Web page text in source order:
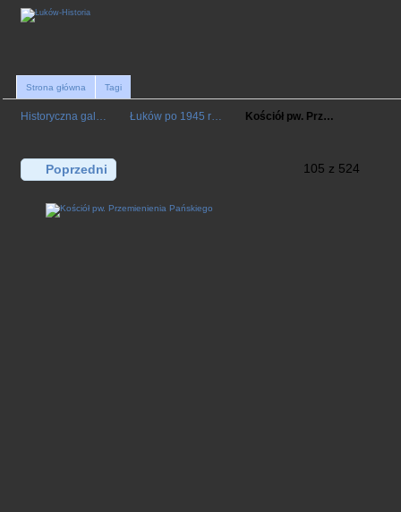
Strona główna Tagi
Historyczna gal… Łuków po 1945 r… Kościół pw. Prz…
Poprzedni 105 z 524